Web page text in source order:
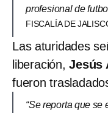
profesional de
FISCALÍA DE
Las aturidades
liberación,Jesús
fueron
“Se reporta que se